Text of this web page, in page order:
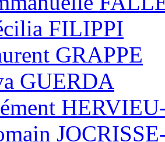
FILIPPI
GRAPPE
GUERDA